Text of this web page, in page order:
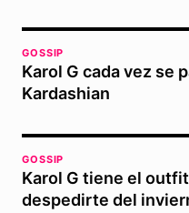
GOSSIP
Karol G cada vez se
Kardashian
GOSSIP
Karol G tiene el
despedirte del